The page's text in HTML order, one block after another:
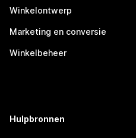
Winkelontwerp
Marketing en conversie
Winkelbeheer
Hulpbronnen